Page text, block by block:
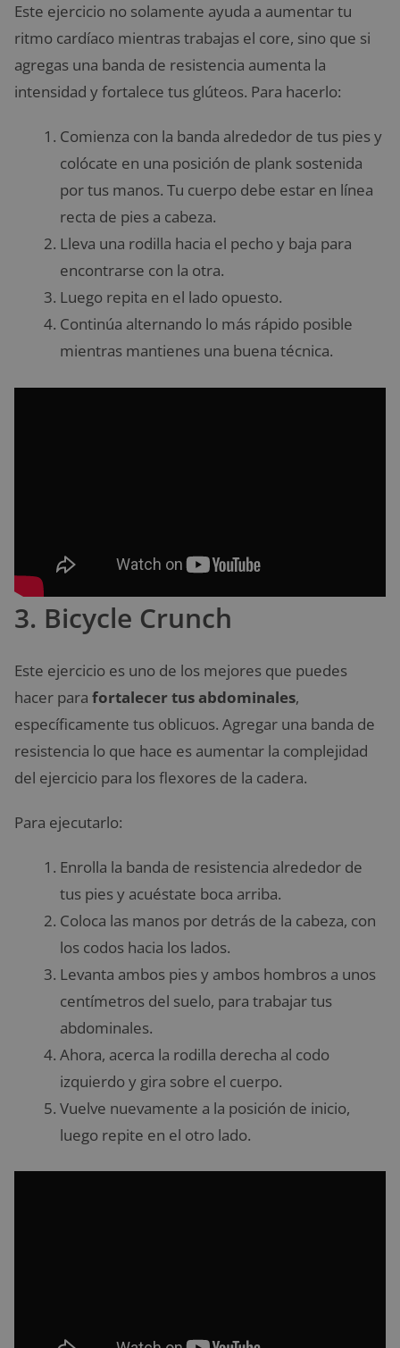
Este ejercicio no solamente ayuda a aumentar tu
ritmo cardíaco mientras trabajas el core, sino que si
agregas una banda de resistencia aumenta la
intensidad y fortalece tus glúteos. Para hacerlo:
Comienza con la banda alrededor de tus pies y
colócate en una posición de plank sostenida
por tus manos. Tu cuerpo debe estar en línea
recta de pies a cabeza.
Lleva una rodilla hacia el pecho y baja para
encontrarse con la otra.
Luego repita en el lado opuesto.
Continúa alternando lo más rápido posible
mientras mantienes una buena técnica.
3. Bicycle Crunch
Este ejercicio es uno de los mejores que puedes
hacer para fortalecer tus abdominales,
específicamente tus oblicuos. Agregar una banda de
resistencia lo que hace es aumentar la complejidad
del ejercicio para los flexores de la cadera.
Para ejecutarlo:
Enrolla la banda de resistencia alrededor de
tus pies y acuéstate boca arriba.
Coloca las manos por detrás de la cabeza, con
los codos hacia los lados.
Levanta ambos pies y ambos hombros a unos
centímetros del suelo, para trabajar tus
abdominales.
Ahora, acerca la rodilla derecha al codo
izquierdo y gira sobre el cuerpo.
Vuelve nuevamente a la posición de inicio,
luego repite en el otro lado.